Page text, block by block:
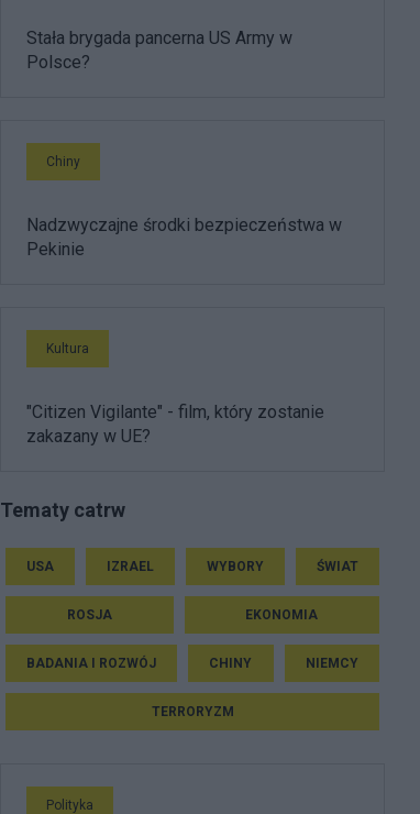
Stała brygada pancerna US Army w
Polsce?
Chiny
Nadzwyczajne środki bezpieczeństwa w
Pekinie
Kultura
"Citizen Vigilante" - film, który zostanie
zakazany w UE?
Tematy catrw
USA IZRAEL WYBORY ŚWIAT
ROSJA EKONOMIA
BADANIA I ROZWÓJ CHINY NIEMCY
TERRORYZM
Polityka